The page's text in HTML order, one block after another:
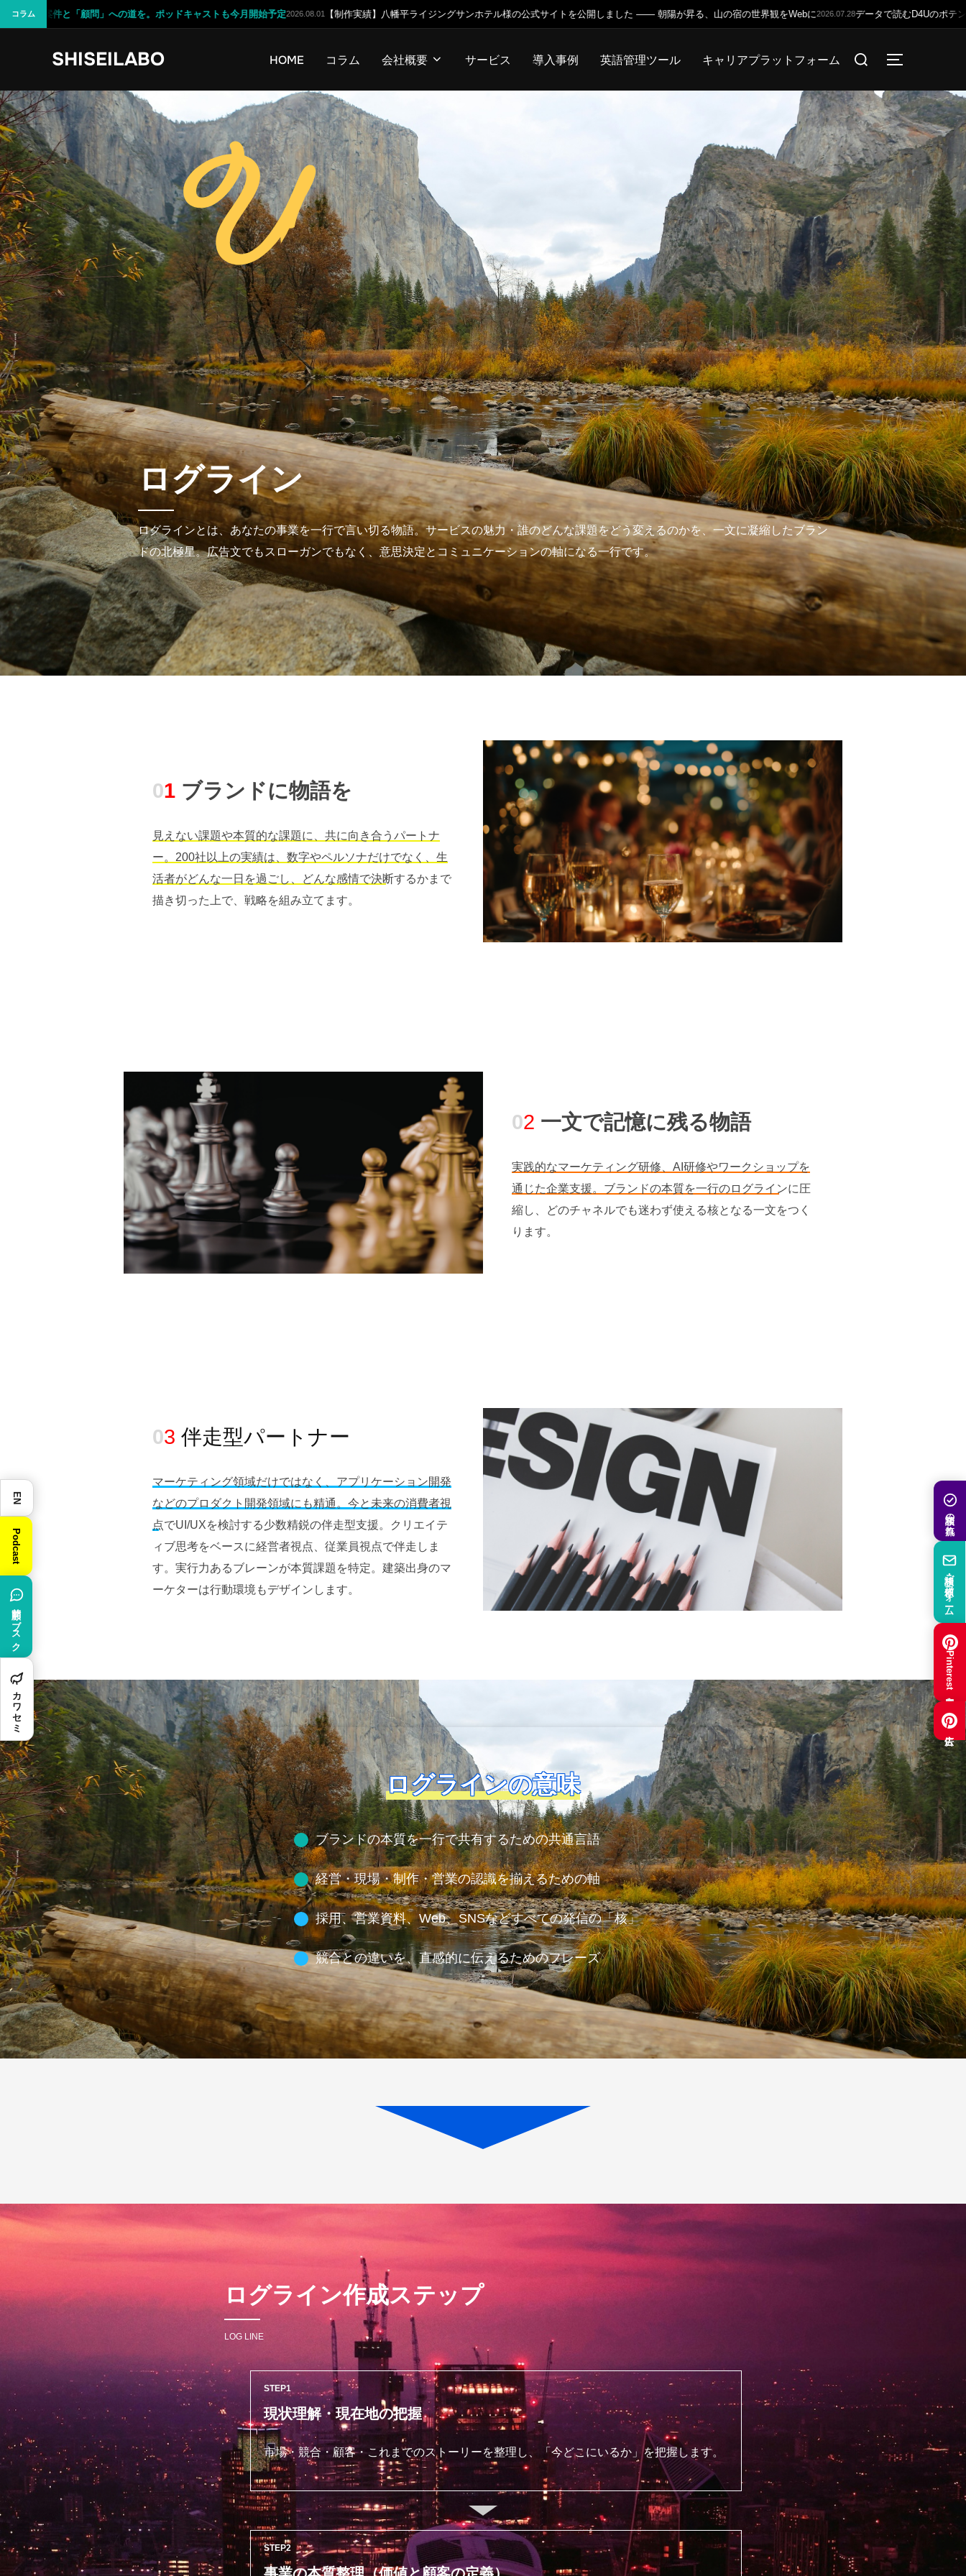
コラム
月開始予定2026.08.01【制作実績】八幡平ライジングサンホテル様の公式サイトを公開しました —— 朝陽が昇る、山の宿の世界観をWebに2026.07.28データで読むD4Uのポテンシャル —— 生産年齢人口が3割減る国で、デザイナ
ン
ツ
へ
ス
キ
ッ
プ
SHISEILABO HOME コラム 会社概要 サービス 導入事例 英語管理ツール キャリアプラットフォーム
検
対
象:
サイドバー
ログライン
ログラインとは、あなたの事業を一行で言い切る物語。サービスの魅力・誰のどんな課題をどう変えるのかを、一文に凝縮したブラン
ドの北極星。広告文でもスローガンでもなく、意思決定とコミュニケーションの軸になる一行です。
01 ブランドに物語を
見えない課題や本質的な課題に、共に向き合うパートナ
ー。200社以上の実績は、数字やペルソナだけでなく、生
活者がどんな一日を過ごし、どんな感情で決断するかまで
描き切った上で、戦略を組み立てます。
02 一文で記憶に残る物語
実践的なマーケティング研修、AI研修やワークショップを
通じた企業支援。ブランドの本質を一行のログラインに圧
縮し、どのチャネルでも迷わず使える核となる一文をつく
ります。
03 伴走型パートナー
マーケティング領域だけではなく、アプリケーション開発
などのプロダクト開発領域にも精通。今と未来の消費者視
点でUI/UXを検討する少数精鋭の伴走型支援。クリエイテ
ィブ思考をベースに経営者視点、従業員視点で伴走しま
す。実行力あるブレーンが本質課題を特定。建築出身のマ
ーケターは行動環境もデザインします。
ログラインの意味
ブランドの本質を一行で共有するための共通言語
経営・現場・制作・営業の認識を揃えるための軸
採用、営業資料、Web、SNSなどすべての発信の「核」
競合との違いを、直感的に伝えるためのフレーズ
ログライン作成ステップ
LOG LINE
STEP
現状理解・現在地の把握
市場・競合・顧客・これまでのストーリーを整理し、「今どこにいるか」を把握します。
STEP
相談の流れ
相談・ご依頼フォーム
Pinterest集客
EN
Podcast
顧問サブスク
カワセミ